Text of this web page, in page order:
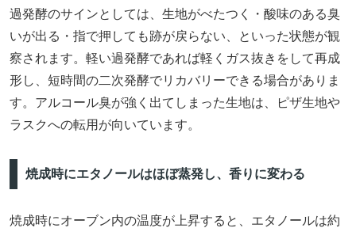
過発酵のサインとしては、生地がべたつく・酸味のある臭
いが出る・指で押しても跡が戻らない、といった状態が観
察されます。軽い過発酵であれば軽くガス抜きをして再成
形し、短時間の二次発酵でリカバリーできる場合がありま
す。アルコール臭が強く出てしまった生地は、ピザ生地や
ラスクへの転用が向いています。
焼成時にエタノールはほぼ蒸発し、香りに変わる
焼成時にオーブン内の温度が上昇すると、エタノールは約